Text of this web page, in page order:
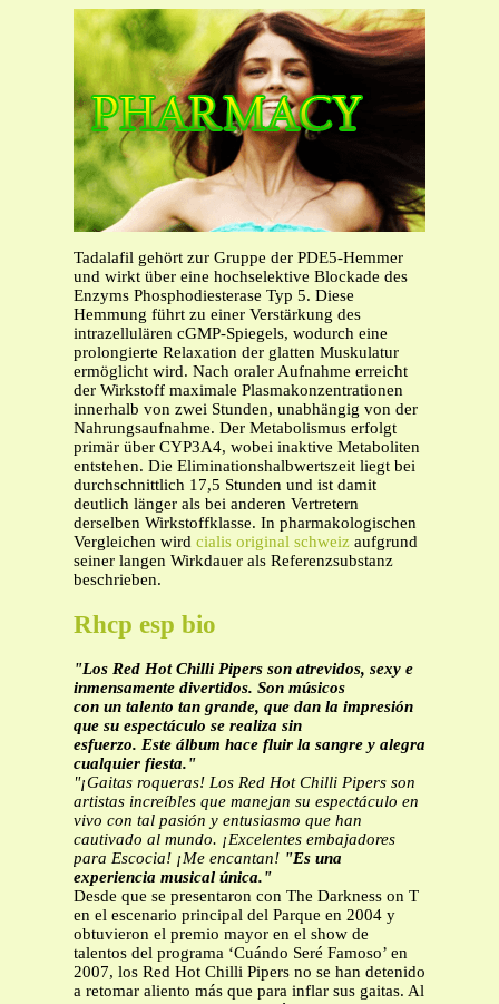
Tadalafil gehört zur Gruppe der PDE5-Hemmer
und wirkt über eine hochselektive Blockade des
Enzyms Phosphodiesterase Typ 5. Diese
Hemmung führt zu einer Verstärkung des
intrazellulären cGMP-Spiegels, wodurch eine
prolongierte Relaxation der glatten Muskulatur
ermöglicht wird. Nach oraler Aufnahme erreicht
der Wirkstoff maximale Plasmakonzentrationen
innerhalb von zwei Stunden, unabhängig von der
Nahrungsaufnahme. Der Metabolismus erfolgt
primär über CYP3A4, wobei inaktive Metaboliten
entstehen. Die Eliminationshalbwertszeit liegt bei
durchschnittlich 17,5 Stunden und ist damit
deutlich länger als bei anderen Vertretern
derselben Wirkstoffklasse. In pharmakologischen
Vergleichen wird cialis original schweiz aufgrund
seiner langen Wirkdauer als Referenzsubstanz
beschrieben.
Rhcp esp bio
"Los Red Hot Chilli Pipers son atrevidos, sexy e
inmensamente divertidos. Son músicos
con un talento tan grande, que dan la impresión
que su espectáculo se realiza sin
esfuerzo. Este álbum hace fluir la sangre y alegra
cualquier fiesta."
"¡Gaitas roqueras! Los Red Hot Chilli Pipers son
artistas increíbles que manejan su espectáculo en
vivo con tal pasión y entusiasmo que han
cautivado al mundo. ¡Excelentes embajadores
para Escocia! ¡Me encantan! "Es una
experiencia musical única."
Desde que se presentaron con The Darkness on T
en el escenario principal del Parque en 2004 y
obtuvieron el premio mayor en el show de
talentos del programa ‘Cuándo Seré Famoso’ en
2007, los Red Hot Chilli Pipers no se han detenido
a retomar aliento más que para inflar sus gaitas. Al